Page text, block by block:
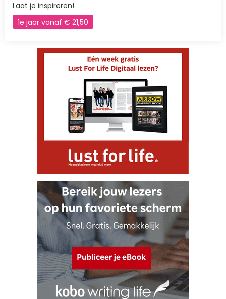
Laat je inspireren!
1e jaar vanaf € 21,50